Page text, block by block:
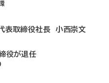
表取締役社長 小西崇文
役が退任